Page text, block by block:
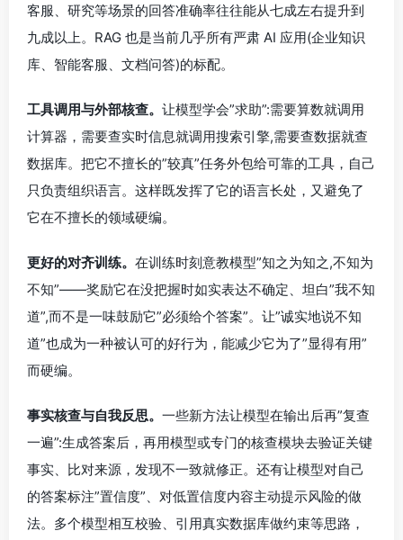
客服、研究等场景的回答准确率往往能从七成左右提升到
九成以上。RAG 也是当前几乎所有严肃 AI 应用(企业知识
库、智能客服、文档问答)的标配。
工具调用与外部核查。 让模型学会”求助”:需要算数就调用
计算器，需要查实时信息就调用搜索引擎,需要查数据就查
数据库。把它不擅长的”较真”任务外包给可靠的工具，自己
只负责组织语言。这样既发挥了它的语言长处，又避免了
它在不擅长的领域硬编。
更好的对齐训练。 在训练时刻意教模型”知之为知之,不知为
不知”——奖励它在没把握时如实表达不确定、坦白”我不知
道”,而不是一味鼓励它”必须给个答案”。让”诚实地说不知
道”也成为一种被认可的好行为，能减少它为了”显得有用”
而硬编。
事实核查与自我反思。 一些新方法让模型在输出后再”复查
一遍”:生成答案后，再用模型或专门的核查模块去验证关键
事实、比对来源，发现不一致就修正。还有让模型对自己
的答案标注”置信度”、对低置信度内容主动提示风险的做
法。多个模型相互校验、引用真实数据库做约束等思路，